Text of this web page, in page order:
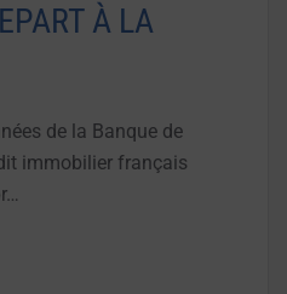
À LA
de la Banque de
immobilier français